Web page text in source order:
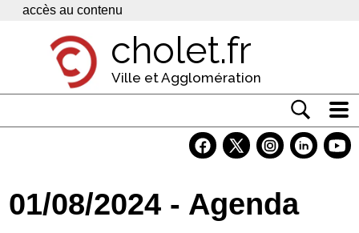
Panneau de gestion des cookies
accès au contenu
cholet.fr
Ville et Agglomération
Economie
01/08/2024 - Agenda